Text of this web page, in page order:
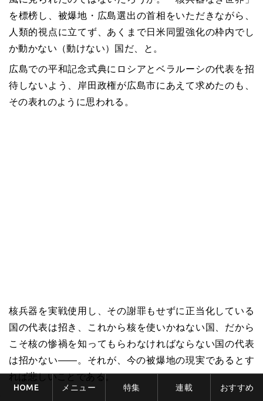
を標榜し、被爆地・広島選出の首相をいただきながら、
人類的視点に立てず、あくまで日米同盟強化の枠内でし
か動かない（動けない）国だ、と。
広島での平和記念式典にロシアとベラルーシの代表を招
待しないよう、岸田政権が広島市にあえて求めたのも、
その表れのように思われる。
核兵器を実戦使用し、その謝罪もせずに正当化している
国の代表は招き、これから核を使いかねない国、だから
こそ核の惨禍を知ってもらわなければならない国の代表
は招かない――。それが、今の被爆地の現実であるとす
れば悲しいことである。
HOME メニュー 特集 連載 おすすめ